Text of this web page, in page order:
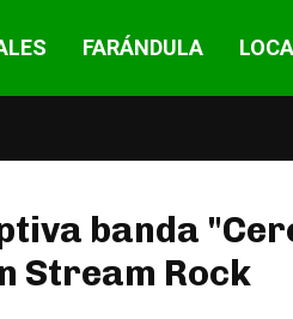
FARÁNDULA
banda
Stream Rock